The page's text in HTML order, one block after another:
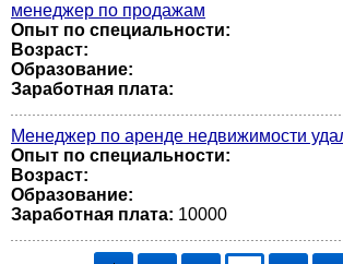
менеджер по продажам
Опыт по специальности:
Возраст:
Образование:
Заработная плата:
Менеджер по аренде недвижимости
Опыт по специальности:
Возраст:
Образование:
Заработная плата: 10000